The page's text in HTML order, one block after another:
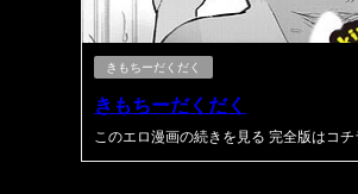
きもちーだくだく
きもちーだくだく
このエロ漫画の続きを見る 完全版はコ